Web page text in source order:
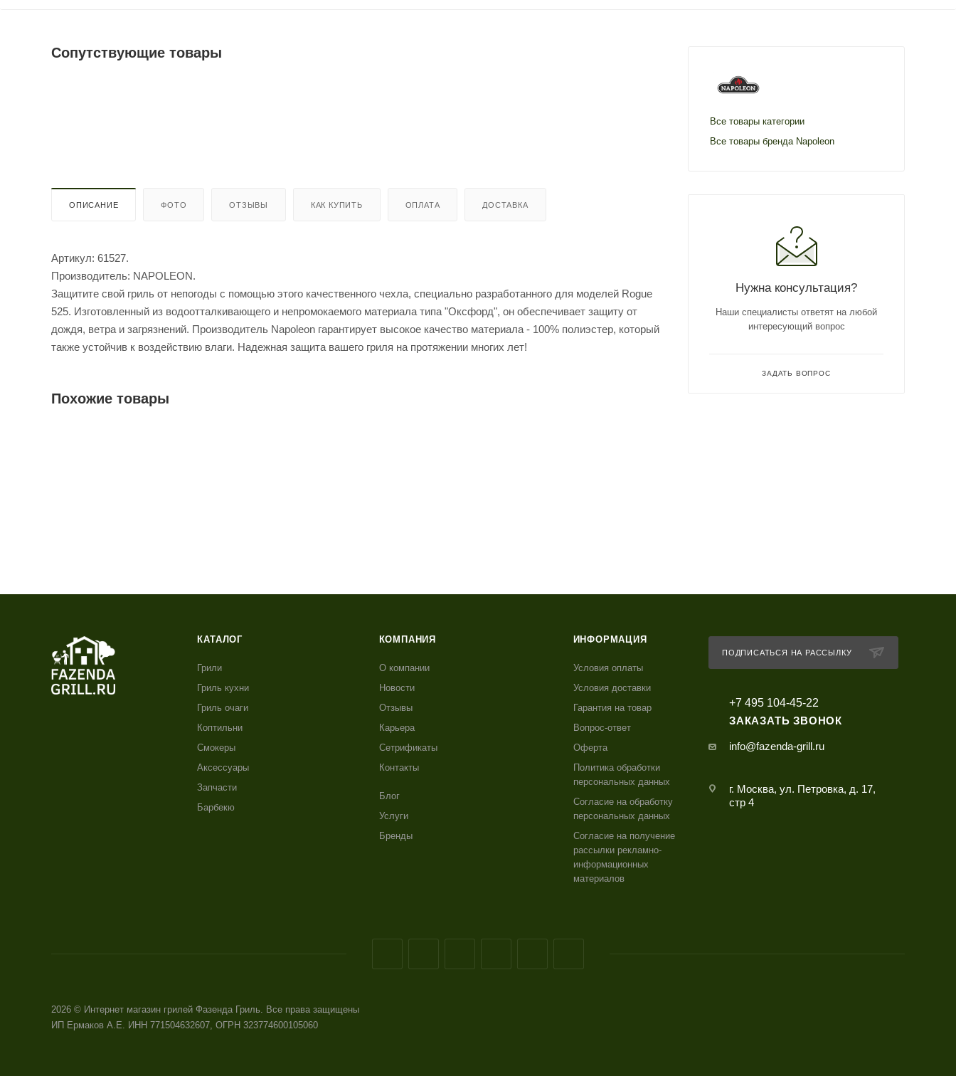
Сопутствующие товары
ОПИСАНИЕ ФОТО ОТЗЫВЫ КАК КУПИТЬ ОПЛАТА ДОСТАВКА
Артикул: 61527.
Производитель: NAPOLEON.
Защитите свой гриль от непогоды с помощью этого качественного чехла, специально разработанного для моделей Rogue
525. Изготовленный из водоотталкивающего и непромокаемого материала типа "Оксфорд", он обеспечивает защиту от
дождя, ветра и загрязнений. Производитель Napoleon гарантирует высокое качество материала - 100% полиэстер, который
также устойчив к воздействию влаги. Надежная защита вашего гриля на протяжении многих лет!
Похожие товары
Все товары категории
Все товары бренда Napoleon
Нужна консультация?
Наши специалисты ответят на любой
интересующий вопрос
ЗАДАТЬ ВОПРОС
КАТАЛОГ
Грили
Гриль кухни
Гриль очаги
Коптильни
Смокеры
Аксессуары
Запчасти
Барбекю
КОМПАНИЯ
О компании
Новости
Отзывы
Карьера
Сетрификаты
Контакты
Блог
Услуги
Бренды
ИНФОРМАЦИЯ
Условия оплаты
Условия доставки
Гарантия на товар
Вопрос-ответ
Оферта
Политика обработки
персональных данных
Согласие на обработку
персональных данных
Согласие на получение
рассылки рекламно-
информационных
материалов
ПОДПИСАТЬСЯ НА РАССЫЛКУ
+7 495 104-45-22
ЗАКАЗАТЬ ЗВОНОК
info@fazenda-grill.ru
г. Москва, ул. Петровка, д. 17,
стр 4
2026 © Интернет магазин грилей Фазенда Гриль. Все права защищены
ИП Ермаков А.Е. ИНН 771504632607, ОГРН 323774600105060